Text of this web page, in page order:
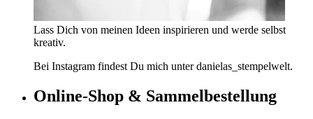
Lass Dich von meinen Ideen inspirieren und werde selbst
kreativ.
Bei Instagram findest Du mich unter danielas_stempelwelt.
Online-Shop & Sammelbestellung